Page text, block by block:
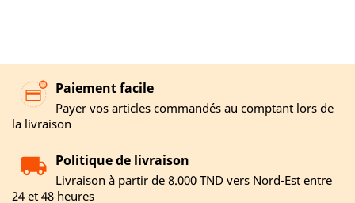
Paiement facile
Payer vos articles commandés au comptant lors de
la livraison
Politique de livraison
Livraison à partir de 8.000 TND vers Nord-Est entre
24 et 48 heures